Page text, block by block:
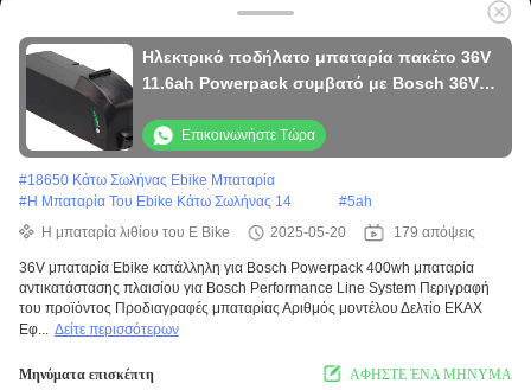
Ηλεκτρικό ποδήλατο μπαταρία πακέτο 36V
11.6ah Powerpack συμβατό με Bosch 36V
βολικόΕπικοινωνήστε Τώρα
#18650 Κάτω Σωλήνας Ebike Μπαταρία
#Η Μπαταρία Του Ebike Κάτω Σωλήνας 14 #5ah
Η μπαταρία λιθίου του E Bike
2025-05-20 179 απόψεις
36V μπαταρία Ebike κατάλληλη για Bosch Powerpack 400wh μπαταρία
αντικατάστασης πλαισίου για Bosch Performance Line System Περιγραφή
του προϊόντος Προδιαγραφές μπαταρίας Αριθμός μοντέλου Δελτίο ΕΚΑΧ
Εφ... Δείτε περισσότερων
Μηνύματα επισκέπτη ΑΦΗΣΤΕ ΈΝΑ ΜΗΝΥΜΑ